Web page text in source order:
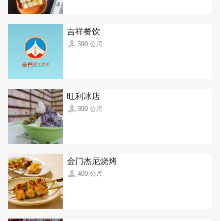
吉祥餐饮
390 公尺
旺利冰店
390 公尺
金门杰尼烧烤
400 公尺